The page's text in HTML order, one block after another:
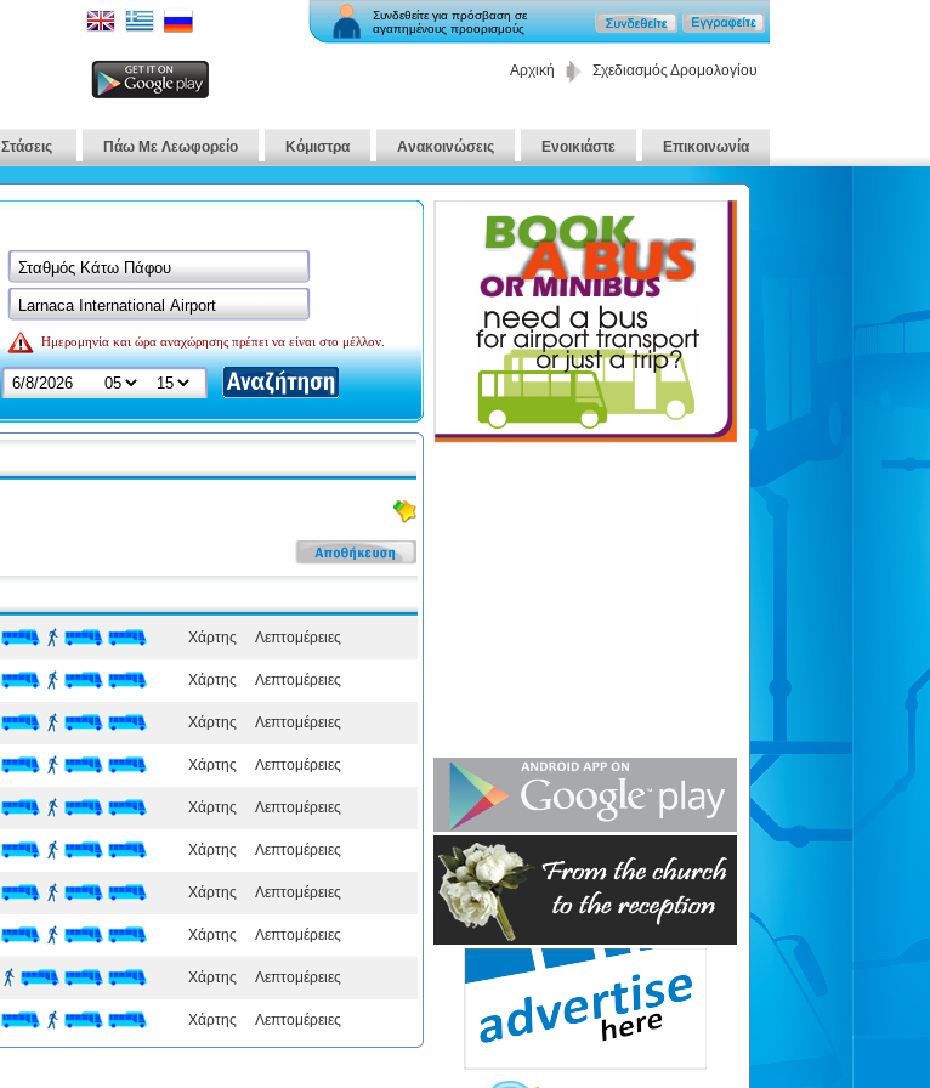
Συνδεθείτε για πρόσβαση σε
αγαπημένους προορισμούς
Αρχική Σχεδιασμός Δρομολογίου
Στάσεις Πάω Με Λεωφορείο Κόμιστρα Ανακοινώσεις Ενοικιάστε Επικοινωνία
Ημερομηνία και ώρα αναχώρησης πρέπει να είναι στο μέλλον.
Χάρτης Λεπτομέρειες
Χάρτης Λεπτομέρειες
Χάρτης Λεπτομέρειες
Χάρτης Λεπτομέρειες
Χάρτης Λεπτομέρειες
Χάρτης Λεπτομέρειες
Χάρτης Λεπτομέρειες
Χάρτης Λεπτομέρειες
Χάρτης Λεπτομέρειες
Χάρτης Λεπτομέρειες